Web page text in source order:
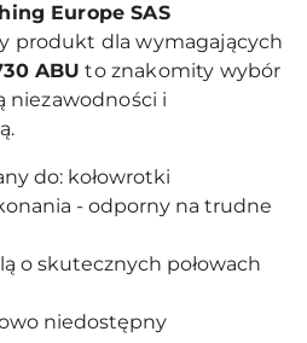
Europe SAS
produkt dla wymagających
ABU to znakomity wybór
niezawodności i
do: kołowrotki
- odporny na trudne
o skutecznych połowach
niedostępny